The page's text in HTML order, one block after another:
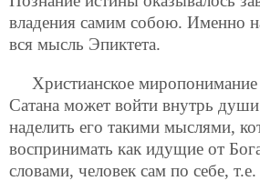
владения самим собою. Именно
вся мысль Эпиктета.
Христианское
Сатана может войти внутрь души
наделить его такими мыслями,
воспринимать как идущие от
словами, человек сам по себе,